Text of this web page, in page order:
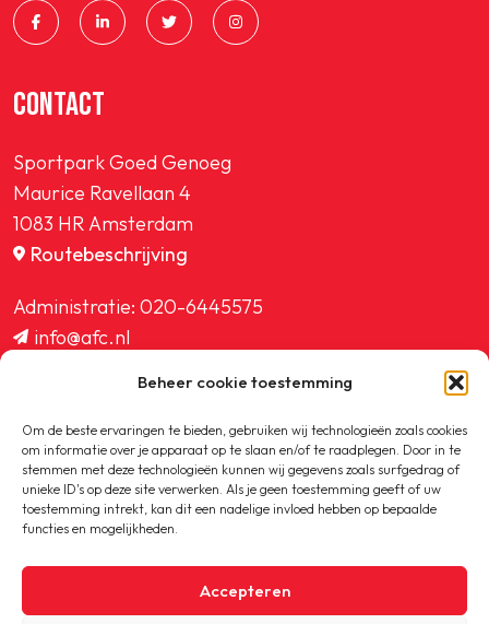
Beheer cookie toestemming
Om de beste ervaringen te bieden, gebruiken wij technologieën zoals cookies
om informatie over je apparaat op te slaan en/of te raadplegen. Door in te
stemmen met deze technologieën kunnen wij gegevens zoals surfgedrag of
unieke ID's op deze site verwerken. Als je geen toestemming geeft of uw
toestemming intrekt, kan dit een nadelige invloed hebben op bepaalde
functies en mogelijkheden.
Accepteren
CONTACT
Sportpark Goed Genoeg
Maurice Ravellaan 4
1083 HR Amsterdam
Routebeschrijving
Administratie: 020-6445575
info@afc.nl
ledenadministratie@afc.nl
Copyright © 2020-2026 AFC